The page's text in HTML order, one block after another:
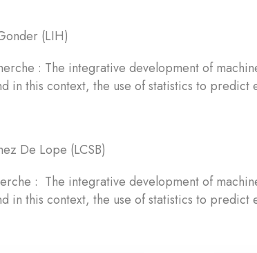
(LIH)
: The integrative development of
in this context, the use of statistics to
De Lope (LCSB)
: The integrative development of
in this context, the use of statistics to